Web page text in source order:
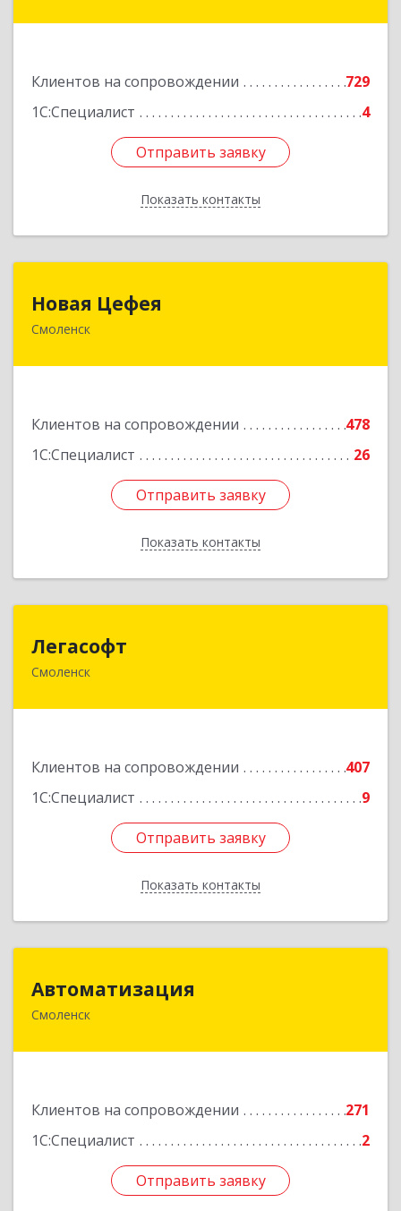
Клиентов на сопровождении
729
1С:Специалист
4
Отправить заявку
Показать контакты
Отправить заявку
Назад
Новая Цефея
Смоленск
Клиентов на сопровождении
478
1С:Специалист
26
Отправить заявку
Показать контакты
214018, Смоленская обл, Смоленск г, Раевского
Отправить заявку
Назад
Легасофт
Смоленск
Клиентов на сопровождении
407
1С:Специалист
9
Отправить заявку
Показать контакты
214018, Смоленская обл, Смоленск г, Ново-
Отправить заявку
Назад
Автоматизация
Смоленск
Клиентов на сопровождении
271
1С:Специалист
2
Отправить заявку
214019, Смоленская обл, Смоленск г, Марии
Отправить заявку